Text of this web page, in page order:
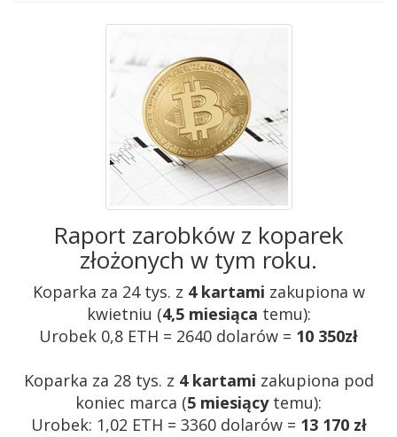
Raport zarobków z koparek
złożonych w tym roku.
Koparka za 24 tys. z 4 kartami zakupiona w
kwietniu (4,5 miesiąca temu):
Urobek 0,8 ETH = 2640 dolarów = 10 350zł
Koparka za 28 tys. z 4 kartami zakupiona pod
koniec marca (5 miesiącytemu):
Urobek: 1,02 ETH = 3360 dolarów = 13 170 zł